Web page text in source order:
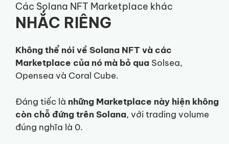
Các Solana NFT Marketplace khác
NHẮC RIÊNG
Không thể nói về Solana NFT và các
Marketplace của nó mà bỏ qua Solsea,
Opensea và Coral Cube.
Đáng tiếc là những Marketplace này hiện không
còn chỗ đứng trên Solana, với trading volume
đúng nghĩa là 0.